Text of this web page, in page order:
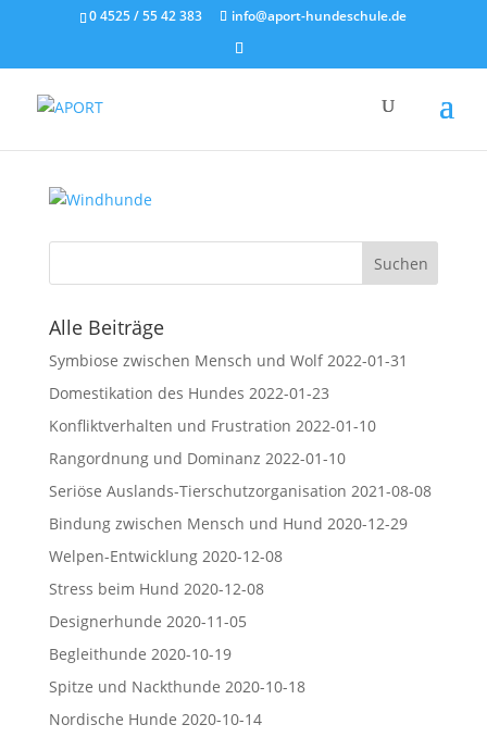
0 4525 / 55 42 383 info@aport-hundeschule.de
greyhound
vonA.P.O.R.T.
Alle Beiträge
Symbiose zwischen Mensch und Wolf 2022-01-31
Domestikation des Hundes 2022-01-23
Konfliktverhalten und Frustration 2022-01-10
Rangordnung und Dominanz 2022-01-10
Seriöse Auslands-Tierschutzorganisation 2021-08-08
Bindung zwischen Mensch und Hund 2020-12-29
Welpen-Entwicklung 2020-12-08
Stress beim Hund 2020-12-08
Designerhunde 2020-11-05
Begleithunde 2020-10-19
Spitze und Nackthunde 2020-10-18
Nordische Hunde 2020-10-14